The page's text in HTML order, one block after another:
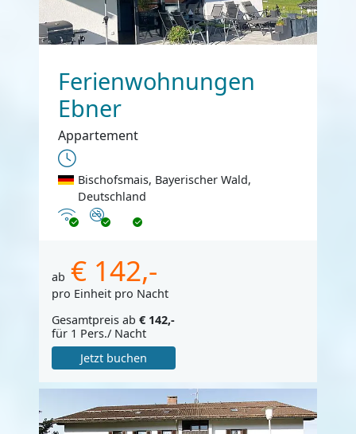
Ferienwohnungen
Ebner
Appartement
Bischofsmais, Bayerischer Wald,
Deutschland
InternetNichtraucher
ab € 142,-
pro Einheit pro Nacht
Gesamtpreis ab € 142,-
für 1 Pers./ Nacht
Jetzt buchen